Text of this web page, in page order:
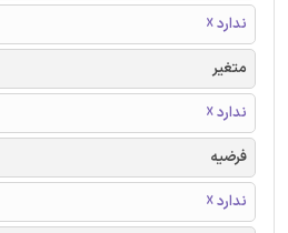
ندارد ☓
متغیر
ندارد ☓
فرضیه
ندارد ☓